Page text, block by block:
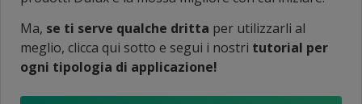
Ma, se ti serve qualche dritta per utilizzarli al
meglio, clicca qui sotto e segui i nostri tutorial per
ogni tipologia di applicazione!